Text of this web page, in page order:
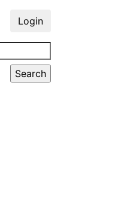
Login